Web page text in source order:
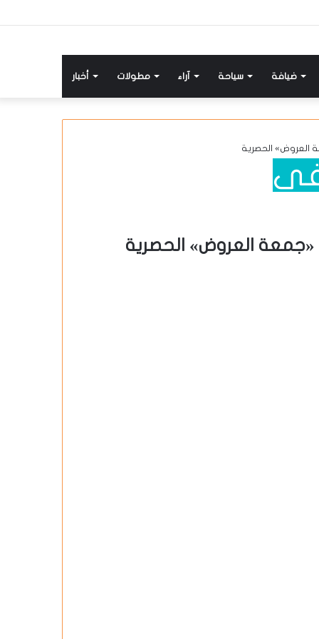
أخبار مطولات آراء سياحة ضيافة